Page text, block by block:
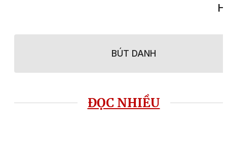
BÚT DANH
ĐỌC NHIỀU